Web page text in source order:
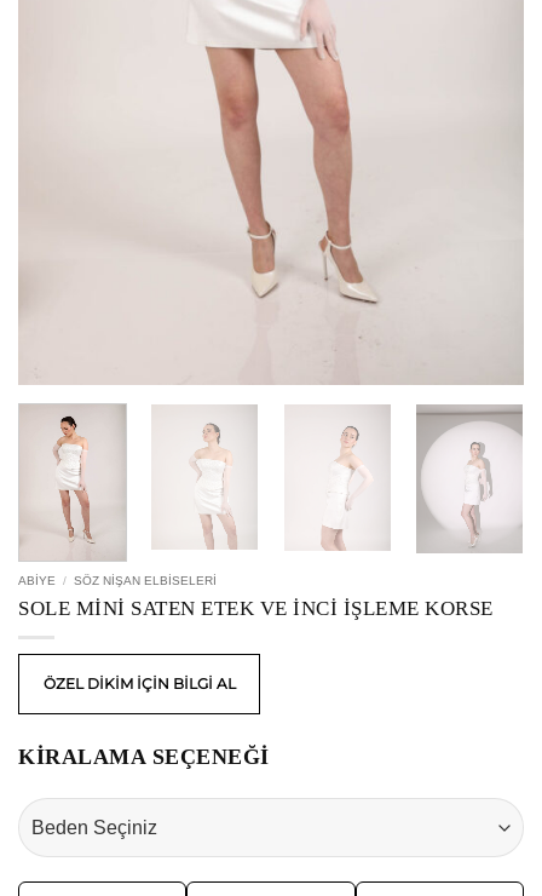
ABIYE / SÖZ NIŞAN ELBISELERI
SOLE MINI SATEN ETEK VE İNCI İŞLEME KORSE
ÖZEL DİKİM İÇİN BİLGİ AL
KİRALAMA SEÇENEĞİ